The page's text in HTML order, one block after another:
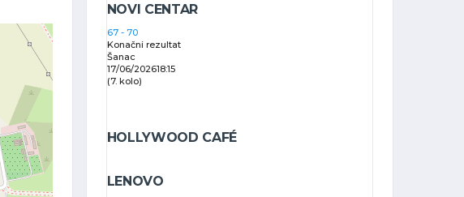
NOVI CENTAR
67 - 70
Konačni rezultat
Šanac
17/06/202618:15
(7. kolo)
HOLLYWOOD CAFÉ
LENOVO